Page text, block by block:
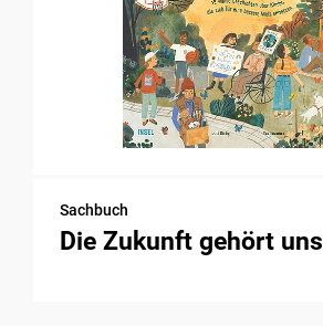
Sachbuch
Die Zukunft gehört uns